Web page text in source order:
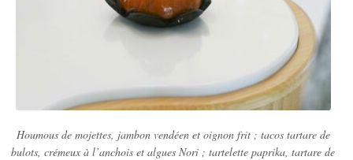
Houmous de mojettes, jambon vendéen et oignon frit ; tacos tartare de
bulots, crémeux à l’anchois et algues Nori ; tartelette paprika, tartare de